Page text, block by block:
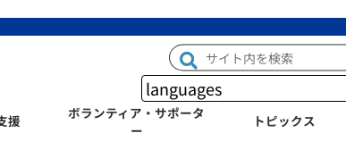
援
ボランティア・サポータ
ー
トピックス